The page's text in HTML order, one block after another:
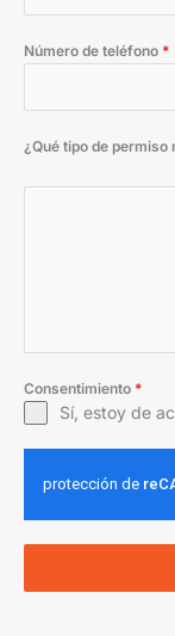
Número de teléfono *
¿Qué tipo de
Consentimiento *
Sí, estoy de